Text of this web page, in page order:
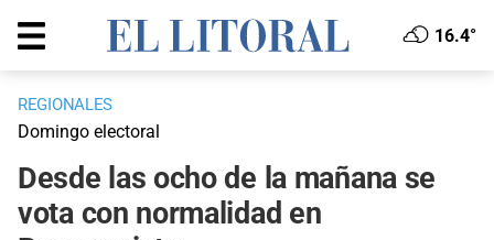
16.4°
REGIONALES
Domingo electoral
Desde las ocho de la mañana se
vota con normalidad en